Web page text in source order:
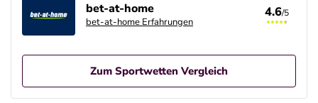
bet-at-home
bet-at-home Erfahrungen
4.6/5
Zum Sportwetten Vergleich